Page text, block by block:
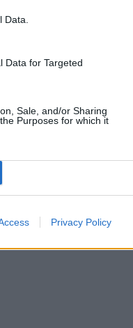
Data for Targeted
Sale, and/or Sharing
Purposes for which it
Privacy Policy